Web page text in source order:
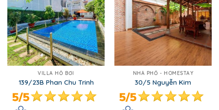
VILLA HỒ BƠI
139/23B Phan Chu Trinh
NHÀ PHỐ - HOMESTAY
30/5 Nguyễn Kim